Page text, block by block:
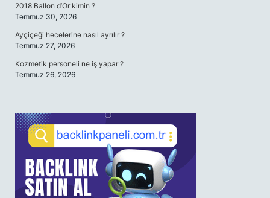
2018 Ballon d’Or kimin ?
Temmuz 30, 2026
Ayçiçeği hecelerine nasıl ayrılır ?
Temmuz 27, 2026
Kozmetik personeli ne iş yapar ?
Temmuz 26, 2026